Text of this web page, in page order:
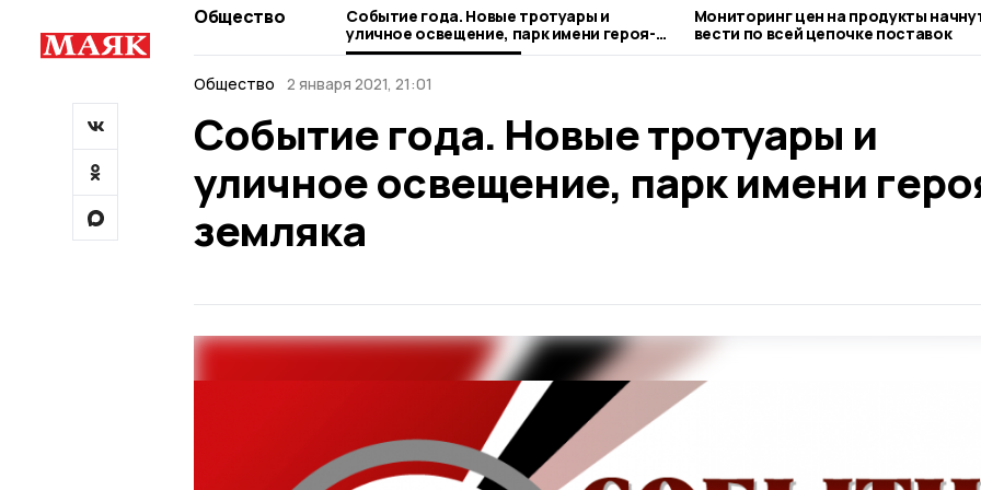
Общество
Событие года. Новые тротуары и
уличное освещение, парк имени героя-
земляка
Мониторинг цен на продукты
вести по всей цепочке поставок
Общество
2 января 2021, 21:01
Событие года. Новые тротуары и
уличное освещение, парк имени
земляка